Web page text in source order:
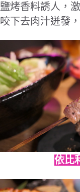
鹽烤香料誘人，
咬下去肉汁迸發
依比